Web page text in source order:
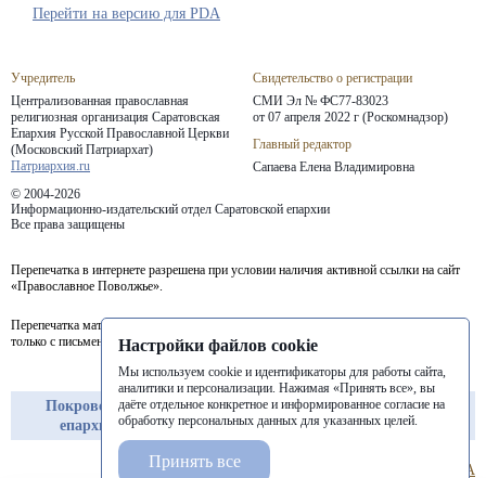
Учредитель
Централизованная православная
религиозная организация Саратовская
Епархия Русской Православной Церкви
(Московский Патриархат)
Патриархия.ru
Свидетельство о регистрации
СМИ Эл № ФС77-83023
от 07 апреля 2022 г (Роскомнадзор)
Главный редактор
Сапаева Елена Владимировна
© 2004-2026
Информационно-издательский отдел Саратовской епархии
Все права защищены
Перепечатка в интернете разрешена при условии наличия активной ссылки на сайт
«Православное Поволжье».
Перепечатка материалов портала в печатных изданиях (книгах, прессе) возможна
только с письменного разрешения редакции.
Покровская
епархия
Балашовская
епархия
Балаковская
епархия
Перейти на версию для PDA
Настройки файлов cookie
Мы используем cookie и идентификаторы для работы сайта,
аналитики и персонализации. Нажимая «Принять все», вы
даёте отдельное конкретное и информированное согласие на
обработку персональных данных для указанных целей.
Принять все